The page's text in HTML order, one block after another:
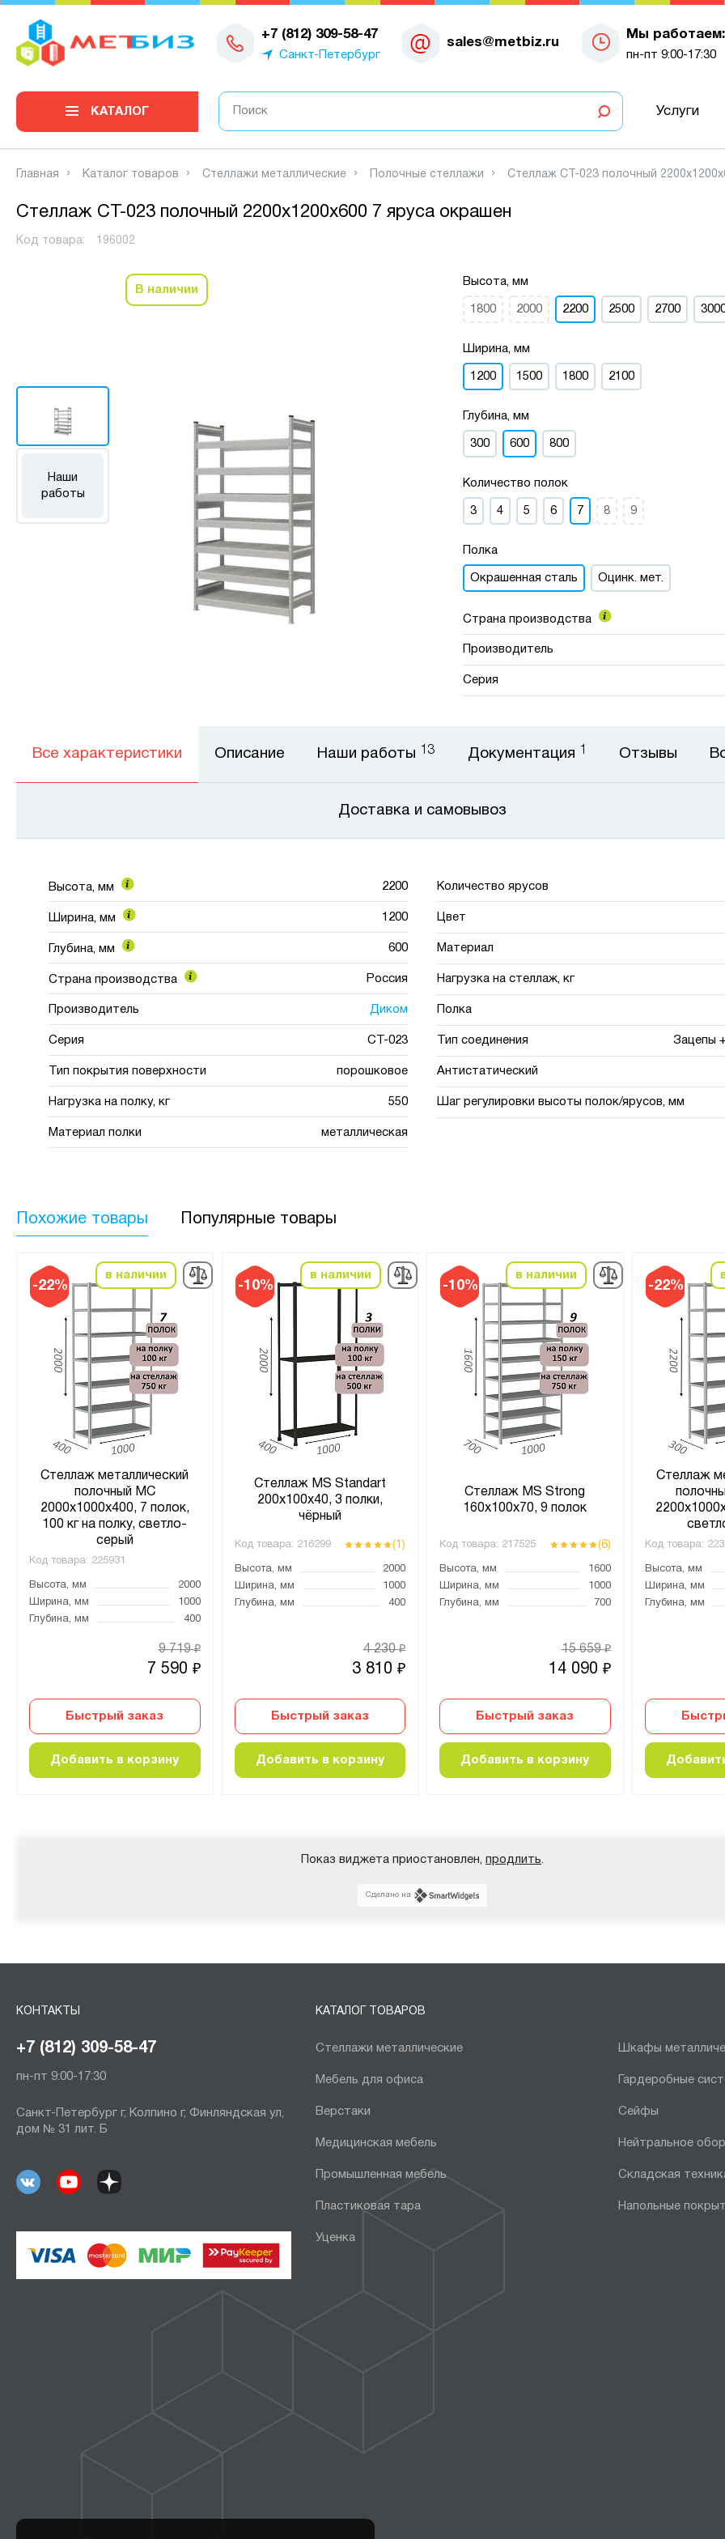
+7 (812) 309-58-47
Санкт-Петербург
sales@metbiz.ru
Мы работаем:
пн-пт 9:00-17:30
0
КАТАЛОГ Услуги
Главная Каталог товаров Стеллажи металлические Полочные стеллажи Стеллаж СТ-023 полочный
Стеллаж СТ-023 полочный 2200x1200x600 7 яруса окрашен
Код товара: 196002
Наши
работы
В наличии
Высота, мм
1800 2000 2200 2500 2700
Ширина, мм
1200 1500 1800 2100
Глубина, мм
300 600 800
Количество полок
3 4 5 6 7 8 9
Полка
Окрашенная сталь Оцинк. мет.
Страна производства
Производитель
Серия
Все характеристики
Высота, мм 2200
Ширина, мм 1200
Глубина, мм 600
Страна производства Россия
Производитель Диком
Серия СТ-023
Тип покрытия поверхности порошковое
Нагрузка на полку, кг 550
Материал полки металлическая
Количество ярусов
Цвет
Материал
Нагрузка на стеллаж, кг
Полка
Тип соединения Зацепы
Антистатический
Шаг регулировки высоты полок/ярусов, мм
Описание Наши работы 13 Документация Отзывы
Доставка и самовывоз
Похожие товары Популярные товары
-22%
в наличии
Стеллаж металлический
полочный МС
2000х1000х400, 7 полок,
100 кг на полку, светло-
серый
Код товара: 225931
Высота, мм
2000
Ширина, мм
1000
Глубина, мм
400
7 590 ₽
9 719₽
Быстрый заказ
Добавить в корзину
-10%
в наличии
Стеллаж MS Standart
200х100х40, 3 полки,
чёрный
Код товара: 216299 (1)
Высота, мм
2000
Ширина, мм
1000
Глубина, мм
400
3 810 ₽
4 230₽
Быстрый заказ
Добавить в корзину
-10%
в наличии
Стеллаж MS Strong
160х100х70, 9 полок
Код товара: 217525 (6)
Высота, мм
1600
Ширина, мм
1000
Глубина, мм
700
14 090 ₽
15 659₽
Быстрый заказ
Добавить в корзину
-22%
Стеллаж
Код товара:
Высота, мм
Ширина, мм
Глубина, мм
Показ виджета приостановлен, продлить
Сделано на
КОНТАКТЫ
+7 (812) 309-58-47
пн-пт 9:00-17:30
Санкт-Петербург г, Колпино г, Финляндская ул,
дом № 31 лит. Б
КАТАЛОГ ТОВАРОВ
Стеллажи металлические Шкафы
Мебель для офиса Гардеробные
Верстаки Сейфы
Медицинская мебель Нейтральное
Промышленная мебель Складская
Пластиковая тара Напольные
Уценка